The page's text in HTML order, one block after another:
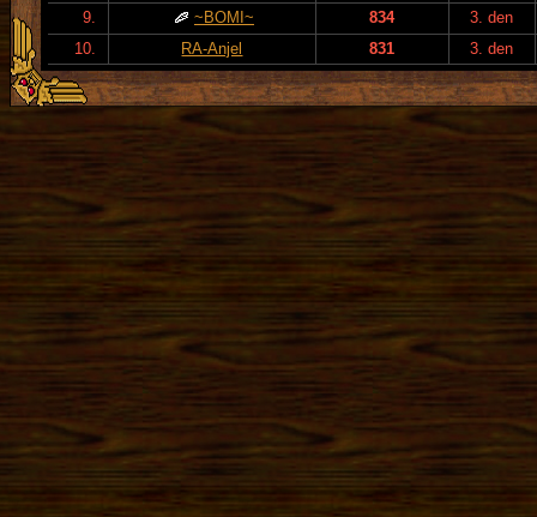
9.
~BOMI~ 834
3. den
10.
RA-Anjel 831 3. den